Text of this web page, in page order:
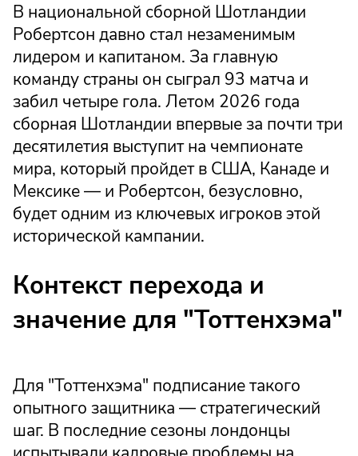
В национальной сборной Шотландии
Робертсон давно стал незаменимым
лидером и капитаном. За главную
команду страны он сыграл 93 матча и
забил четыре гола. Летом 2026 года
сборная Шотландии впервые за почти три
десятилетия выступит на чемпионате
мира, который пройдет в США, Канаде и
Мексике — и Робертсон, безусловно,
будет одним из ключевых игроков этой
исторической кампании.
Контекст перехода и
значение для "Тоттенхэма"
Для "Тоттенхэма" подписание такого
опытного защитника — стратегический
шаг. В последние сезоны лондонцы